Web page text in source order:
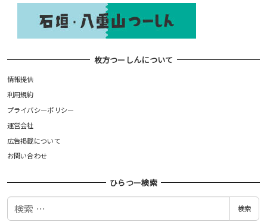
枚方つーしんについて
情報提供
利用規約
プライバシーポリシー
運営会社
広告掲載について
お問い合わせ
ひらつー検索
検
検索